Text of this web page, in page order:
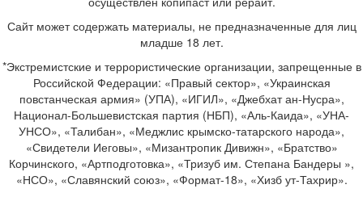
Сайт может содержать материалы, не предназначенные для лиц
младше 18 лет.
*Экстремистские и террористические организации, запрещенные в
Российской Федерации: «Правый сектор», «Украинская
повстанческая армия» (УПА), «ИГИЛ», «Джебхат ан-Нусра»,
Национал-Большевистская партия (НБП), «Аль-Каида», «УНА-
УНСО», «Талибан», «Меджлис крымско-татарского народа»,
«Свидетели Иеговы», «Мизантропик Дивижн», «Братство»
Корчинского, «Артподготовка», «Тризуб им. Степана Бандеры »,
«НСО», «Славянский союз», «Формат-18», «Хизб ут-Тахрир».